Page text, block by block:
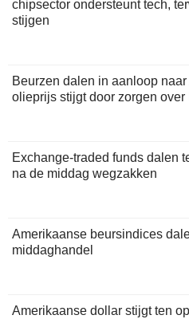
chipsector ondersteunt tech,
stijgen
Beurzen dalen in aanloop
olieprijs stijgt door zorgen over
Exchange-traded funds dalen
na de middag wegzakken
Amerikaanse beursindices
middaghandel
Amerikaanse dollar stijgt ten